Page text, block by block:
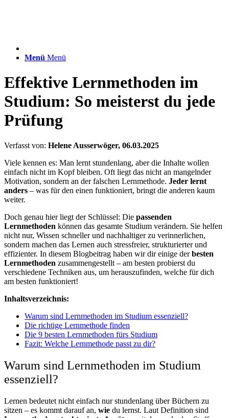
Menü Menü
Effektive Lernmethoden im
Studium: So meisterst du jede
Prüfung
Verfasst von: Helene Ausserwöger, 06.03.2025
Viele kennen es: Man lernt stundenlang, aber die Inhalte wollen
einfach nicht im Kopf bleiben. Oft liegt das nicht an mangelnder
Motivation, sondern an der falschen Lernmethode. Jeder lernt
anders – was für den einen funktioniert, bringt die anderen kaum
weiter.
Doch genau hier liegt der Schlüssel: Die passenden
Lernmethoden können das gesamte Studium verändern. Sie helfen
nicht nur, Wissen schneller und nachhaltiger zu verinnerlichen,
sondern machen das Lernen auch stressfreier, strukturierter und
effizienter. In diesem Blogbeitrag haben wir dir einige derbesten
Lernmethoden zusammengestellt – am besten probierst du
verschiedene Techniken aus, um herauszufinden, welche für dich
am besten funktioniert!
Inhaltsverzeichnis:
Warum sind Lernmethoden im Studium essenziell?
Die richtige Lernmethode finden
Die 9 besten Lernmethoden fürs Studium
Fazit: Welche Lernmethode passt zu dir?
Warum sind Lernmethoden im Studium
essenziell?
Lernen bedeutet nicht einfach nur stundenlang über Büchern zu
sitzen – es kommt darauf an, wie du lernst. Laut Definition sind